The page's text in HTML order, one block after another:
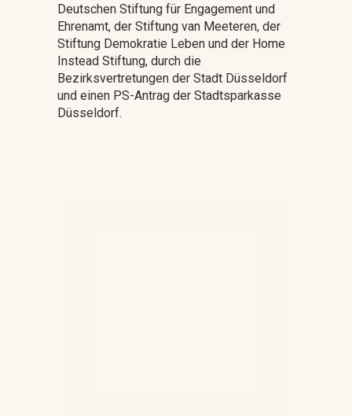
Deutschen Stiftung für Engagement und
Ehrenamt, der Stiftung van Meeteren, der
Stiftung Demokratie Leben und der Home
Instead Stiftung, durch die
Bezirksvertretungen der Stadt Düsseldorf
und einen PS-Antrag der Stadtsparkasse
Düsseldorf.